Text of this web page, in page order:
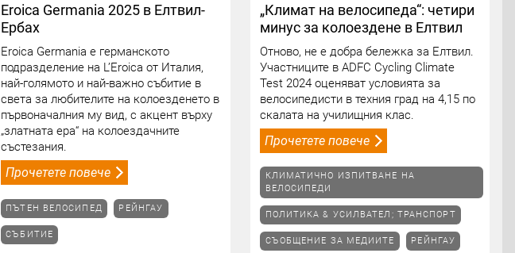
Eroica Germania 2025 в Елтвил-
Ербах
Eroica Germania е германското
подразделение на L’Eroica от Италия,
най-голямото и най-важно събитие в
света за любителите на колоезденето в
първоначалния му вид, с акцент върху
„златната ера“ на колоездачните
състезания.
Прочетете повече
ПЪТЕН ВЕЛОСИПЕД РЕЙНГАУ
СЪБИТИЕ
„Климат на велосипеда“: четири
минус за колоездене в Елтвил
Отново, не е добра бележка за Елтвил.
Участниците в ADFC Cycling Climate
Test 2024 оценяват условията за
велосипедисти в техния град на 4,15 по
скалата на училищния клас.
Прочетете повече
КЛИМАТИЧНО ИЗПИТВАНЕ НА
ВЕЛОСИПЕДИ
ПОЛИТИКА & УСИЛВАТЕЛ; ТРАНСПОРТ
СЪОБЩЕНИЕ ЗА МЕДИИТЕ РЕЙНГАУ